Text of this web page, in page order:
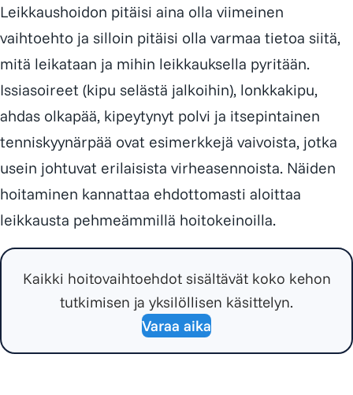
Leikkaushoidon pitäisi aina olla viimeinen
vaihtoehto ja silloin pitäisi olla varmaa tietoa siitä,
mitä leikataan ja mihin leikkauksella pyritään.
Issiasoireet (kipu selästä jalkoihin), lonkkakipu,
ahdas olkapää, kipeytynyt polvi ja itsepintainen
tenniskyynärpää ovat esimerkkejä vaivoista, jotka
usein johtuvat erilaisista virheasennoista. Näiden
hoitaminen kannattaa ehdottomasti aloittaa
leikkausta pehmeämmillä hoitokeinoilla.
Kaikki hoitovaihtoehdot sisältävät koko kehon
tutkimisen ja yksilöllisen käsittelyn.
Varaa aika